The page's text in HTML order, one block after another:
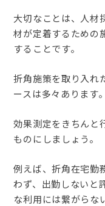
大切なことは、人材
材が定着するための
することです。
折角施策を取り入れ
ースは多々あります。
効果測定をきちんと
ものにしましょう。
例えば、折角在宅勤
わず、出勤しないと
な利用には繋がらな